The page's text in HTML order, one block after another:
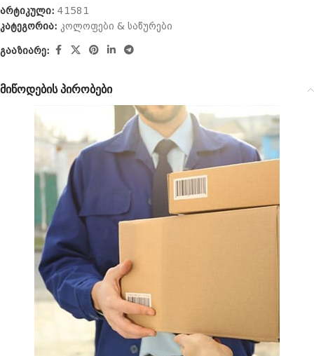
არტიკული: 41581
კატეგორია: კოლოფები & საწურები
გააზიარე:
მიწოდების პირობები